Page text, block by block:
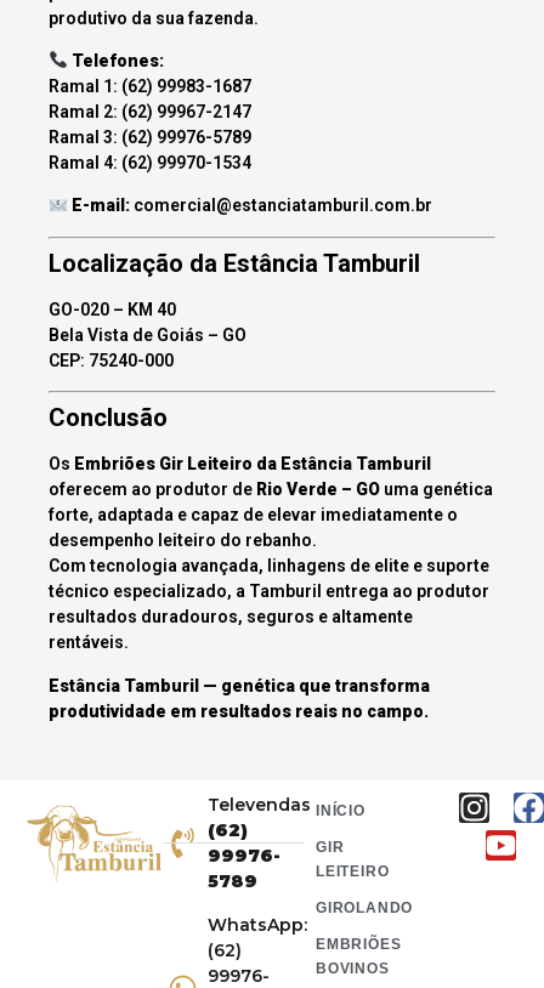
produtivo da sua fazenda.
Telefones:
Ramal 1: (62) 99983-1687
Ramal 2: (62) 99967-2147
Ramal 3: (62) 99976-5789
Ramal 4: (62) 99970-1534
E-mail: comercial@estanciatamburil.com.br
Localização da Estância Tamburil
GO-020 – KM 40
Bela Vista de Goiás – GO
CEP: 75240-000
Conclusão
Os Embriões Gir Leiteiro da Estância Tamburil
oferecem ao produtor de Rio Verde – GO uma genética
forte, adaptada e capaz de elevar imediatamente o
desempenho leiteiro do rebanho.
Com tecnologia avançada, linhagens de elite e suporte
técnico especializado, a Tamburil entrega ao produtor
resultados duradouros, seguros e altamente
rentáveis.
Estância Tamburil — genética que transforma
produtividade em resultados reais no campo.
Televendas
(62)
99976-
5789
WhatsApp:
(62)
99976-
INÍCIO
GIR
LEITEIRO
GIROLANDO
EMBRIÕES
BOVINOS